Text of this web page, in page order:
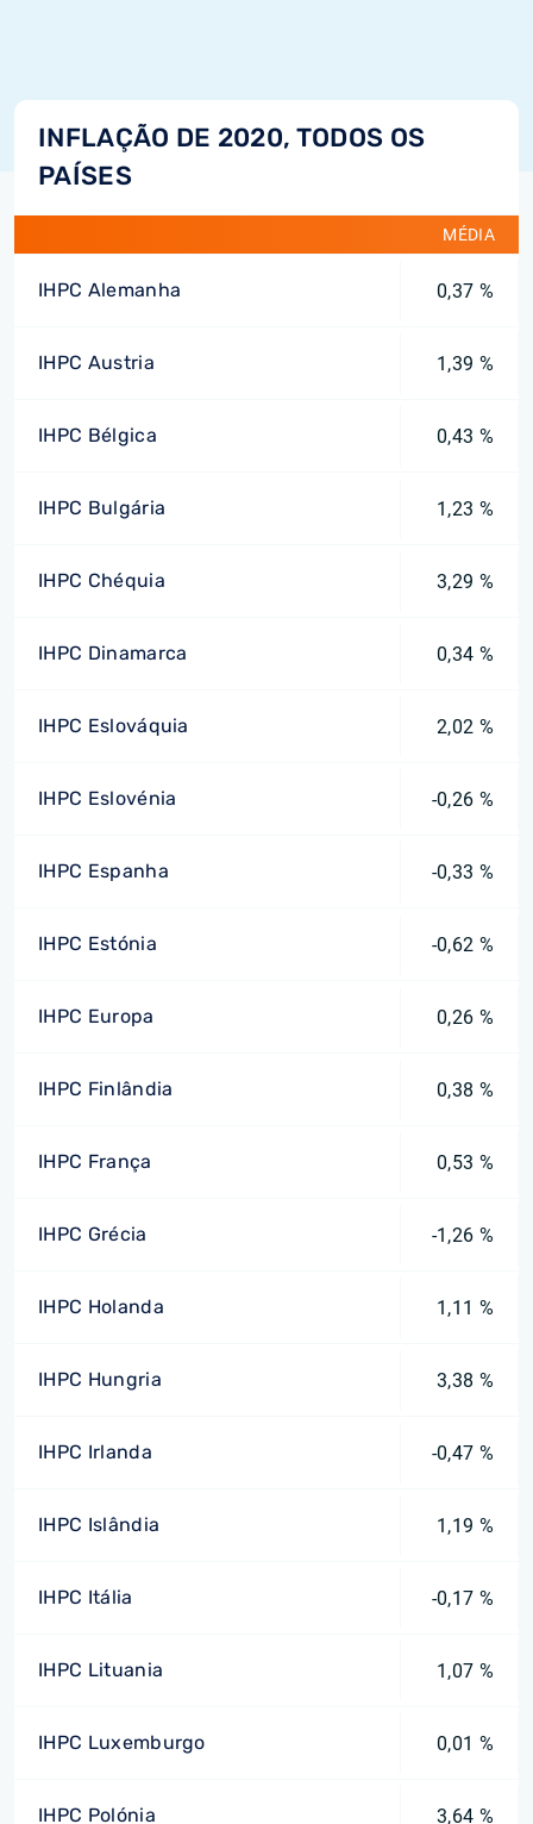
INFLAÇÃO DE 2020, TODOS OS
PAÍSES
MÉDIA
IHPC Alemanha 0,37 %
IHPC Austria 1,39 %
IHPC Bélgica 0,43 %
IHPC Bulgária 1,23 %
IHPC Chéquia 3,29 %
IHPC Dinamarca 0,34 %
IHPC Eslováquia 2,02 %
IHPC Eslovénia -0,26 %
IHPC Espanha -0,33 %
IHPC Estónia -0,62 %
IHPC Europa 0,26 %
IHPC Finlândia 0,38 %
IHPC França 0,53 %
IHPC Grécia -1,26 %
IHPC Holanda 1,11 %
IHPC Hungria 3,38 %
IHPC Irlanda -0,47 %
IHPC Islândia 1,19 %
IHPC Itália -0,17 %
IHPC Lituania 1,07 %
IHPC Luxemburgo 0,01 %
IHPC Polónia 3,64 %